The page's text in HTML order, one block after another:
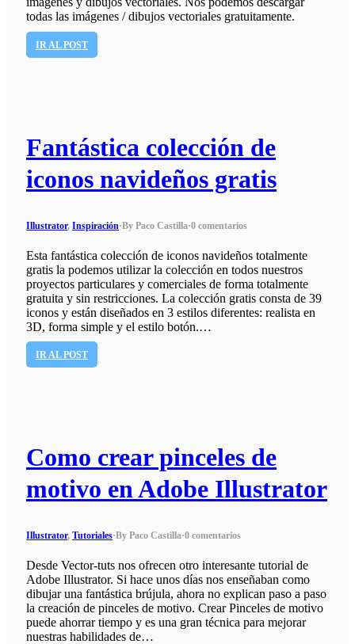
todas las imágenes / dibujos vectoriales gratuitamente.
IR AL POST
Fantástica colección de
iconos navideños gratis
Illustrator, Inspiración·By Paco Castilla·0 comentarios
Esta fantástica colección de iconos navideños totalmente
gratis la podemos utilizar la colección en todos nuestros
proyectos particulares y comerciales de forma totalmente
gratuita y sin restricciones. La colección gratis consta de 39
iconos y están diseñados en 3 estilos diferentes: realista en
3D, forma simple y el estilo botón.…
IR AL POST
Como crear pinceles de
motivo en Adobe Illustrator
Illustrator, Tutoriales·By Paco Castilla·0 comentarios
Desde Vector-tuts nos ofrecen otro interesante tutorial de
Adobe Illustrator. Si hace unos días nos enseñaban como
dibujar una fantástica brújula, ahora no explican paso a paso
la creación de pinceles de motivo. Crear Pinceles de motivo
puede ahorrar tiempo y es una gran técnica para mejorar
nuestras habilidades de…